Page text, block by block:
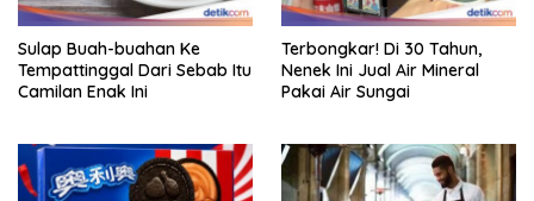
Sulap Buah-buahan Ke
Tempattinggal Dari Sebab Itu
Camilan Enak Ini
Terbongkar! Di 30 Tahun,
Nenek Ini Jual Air Mineral
Pakai Air Sungai